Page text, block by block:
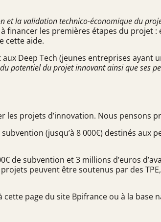
et la validation technico-économique du
financer les premières étapes du projet
cette aide.
aux Deep Tech (jeunes entreprises ayant
potentiel du projet innovant ainsi que ses
les projets d’innovation. Nous pensons
subvention (jusqu’à8 000€) destinés aux
de subvention et 3 millions d’euros
peuvent être soutenus par des
cette page du site Bpifrance ou à la base